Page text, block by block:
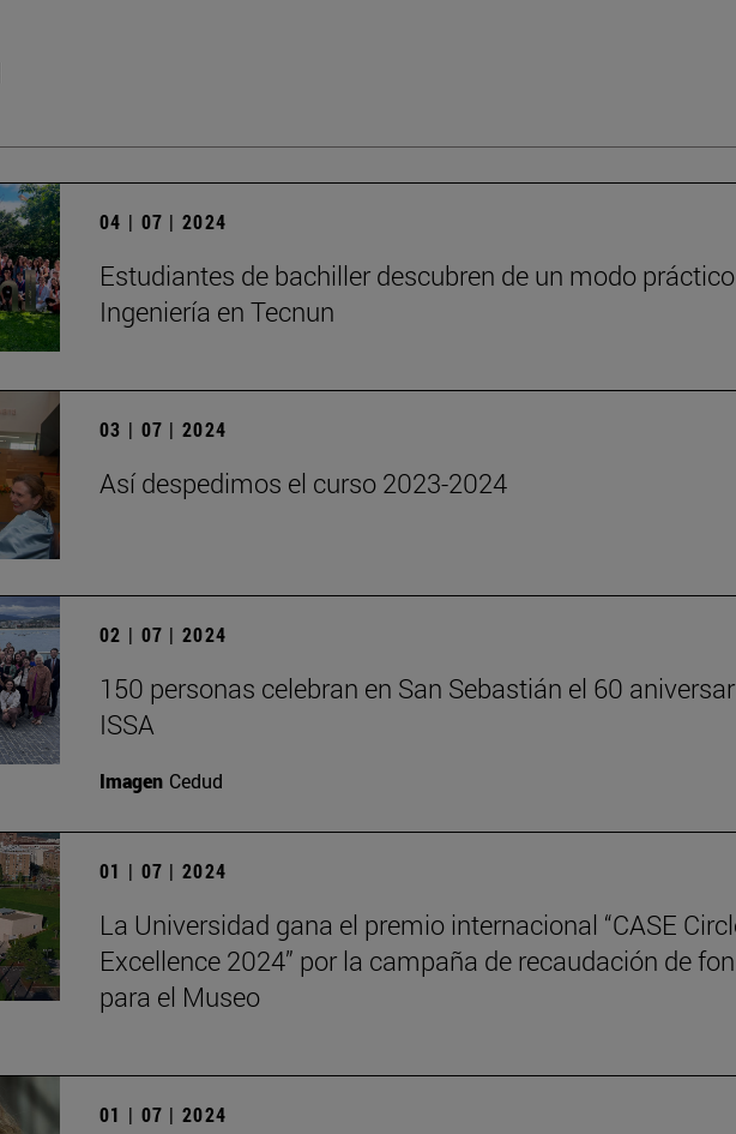
04 | 07 | 2024
Estudiantes de bachiller descubren de un modo
Ingeniería en Tecnun
03 | 07 | 2024
Así despedimos el curso 2023-2024
02 | 07 | 2024
150 personas celebran en San Sebastián el 60
ISSA
Imagen Cedud
01 | 07 | 2024
La Universidad gana el premio internacional “CASE
Excellence 2024” por la campaña de recaudación de
para el Museo
01 | 07 | 2024